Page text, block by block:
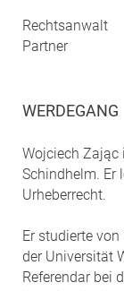
Rechtsanwalt
Partner
WERDEGANG
Wojciech Zając
Schindhelm. Er
Urheberrecht.
Er studierte
der Universität
Referendar bei